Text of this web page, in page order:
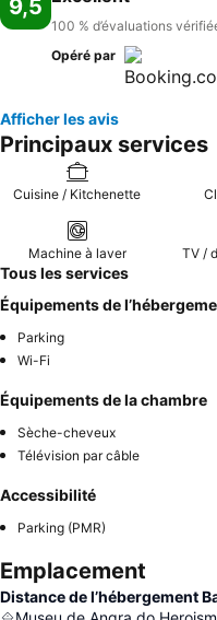
9,5
100 % d’évaluations
Opéré par
Afficher les avis
Principaux services
Cuisine / Kitchenette
Machine à laver TV /
Tous les services
Équipements de
Parking
Wi-Fi
Équipements de la chambre
Sèche-cheveux
Télévision par câble
Accessibilité
Parking (PMR)
Emplacement
Distance de l’hébergement